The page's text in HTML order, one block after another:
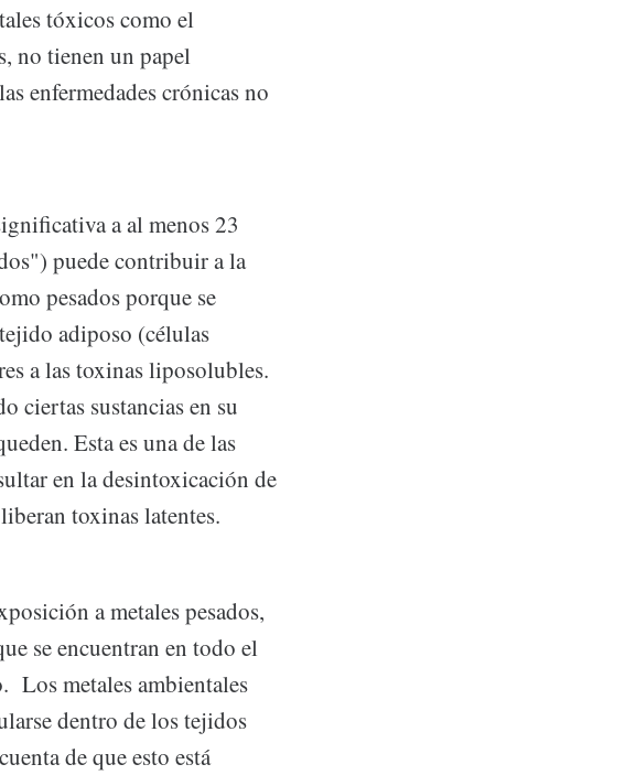
tóxicos como el
no tienen un papel
enfermedades crónicas no
a al menos 23
puede contribuir a la
pesados ​​porque se
adiposo (células
a las toxinas liposolubles.
ciertas sustancias en su
Esta es una de las
en la desintoxicación de
toxinas latentes.
a metales pesados,
se encuentran en todo el
Los metales ambientales
dentro de los tejidos
de que esto está